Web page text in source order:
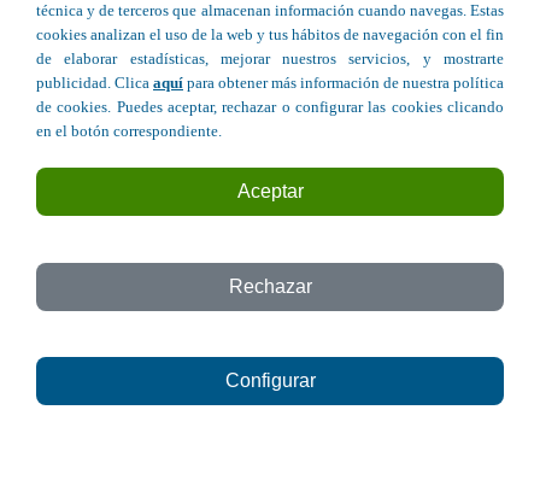
C/ San Roque, 24 - Churriana de la Vega
Avda. Salobreña, 27 bajo - Motril
técnica y de terceros que almacenan información cuando navegas. Estas
cookies analizan el uso de la web y tus hábitos de navegación con el fin
de elaborar estadísticas, mejorar nuestros servicios, y mostrarte
publicidad. Clica aquí para obtener más información de nuestra política
de cookies. Puedes aceptar, rechazar o configurar las cookies clicando
en el botón correspondiente.
Aceptar
Rechazar
Configurar